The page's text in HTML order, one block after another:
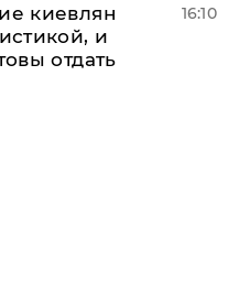
киевлян
и
отдать
16:10